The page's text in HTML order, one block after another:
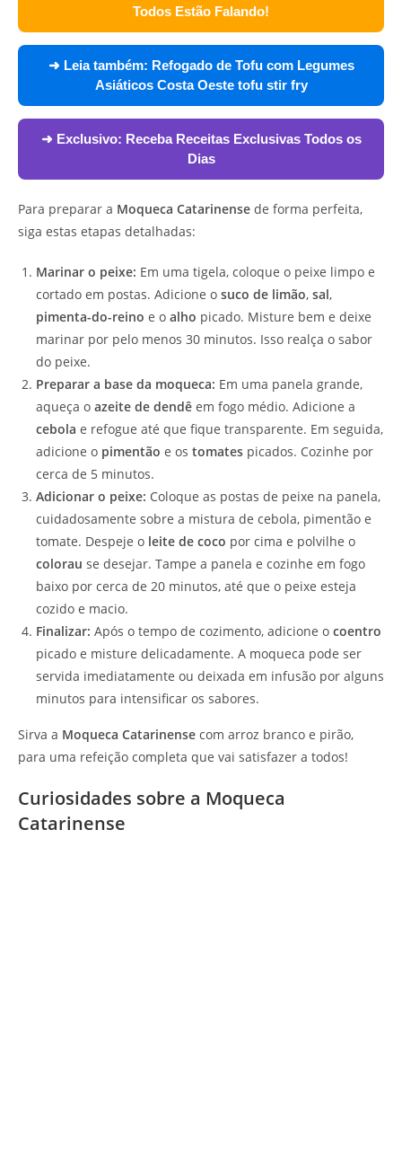
Todos Estão Falando!
➜ Leia também: Refogado de Tofu com Legumes
Asiáticos Costa Oeste tofu stir fry
➜ Exclusivo: Receba Receitas Exclusivas Todos os
Dias
Para preparar a Moqueca Catarinense de forma perfeita,
siga estas etapas detalhadas:
Marinar o peixe: Em uma tigela, coloque o peixe limpo e
cortado em postas. Adicione o suco de limão, sal,
pimenta-do-reino e o alho picado. Misture bem e deixe
marinar por pelo menos 30 minutos. Isso realça o sabor
do peixe.
Preparar a base da moqueca: Em uma panela grande,
aqueça o azeite de dendê em fogo médio. Adicione a
cebola e refogue até que fique transparente. Em seguida,
adicione o pimentão e os tomates picados. Cozinhe por
cerca de 5 minutos.
Adicionar o peixe: Coloque as postas de peixe na panela,
cuidadosamente sobre a mistura de cebola, pimentão e
tomate. Despeje o leite de coco por cima e polvilhe o
colorau se desejar. Tampe a panela e cozinhe em fogo
baixo por cerca de 20 minutos, até que o peixe esteja
cozido e macio.
Finalizar: Após o tempo de cozimento, adicione o coentro
picado e misture delicadamente. A moqueca pode ser
servida imediatamente ou deixada em infusão por alguns
minutos para intensificar os sabores.
Sirva a Moqueca Catarinense com arroz branco e pirão,
para uma refeição completa que vai satisfazer a todos!
Curiosidades sobre a Moqueca
Catarinense